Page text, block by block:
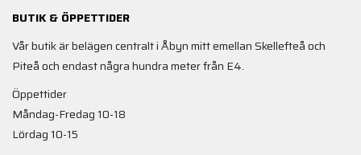
BUTIK & ÖPPETTIDER
Vår butik är belägen centralt i Åbyn mitt emellan Skellefteå och
Piteå och endast några hundra meter från E4.
Öppettider
Måndag-Fredag 10-18
Lördag 10-15